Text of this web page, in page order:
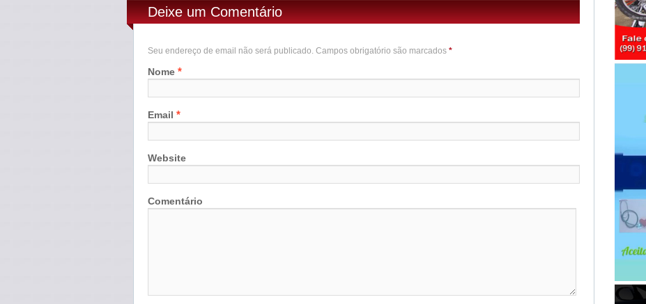
Deixe um Comentário
Seu endereço de email não será publicado. Campos obrigatório são marcados *
Nome *
Email *
Website
Comentário